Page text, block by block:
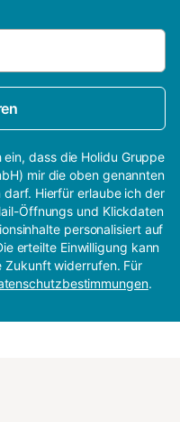
dass die Holidu Gruppe
mir die oben genannten
darf. Hierfür erlaube ich der
Öffnungs und Klickdaten
personalisiert auf
erteilte Einwilligung kann
Zukunft widerrufen. Für
.